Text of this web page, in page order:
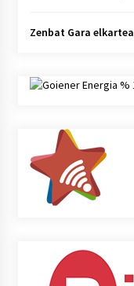
Zenbat Gara elkartea